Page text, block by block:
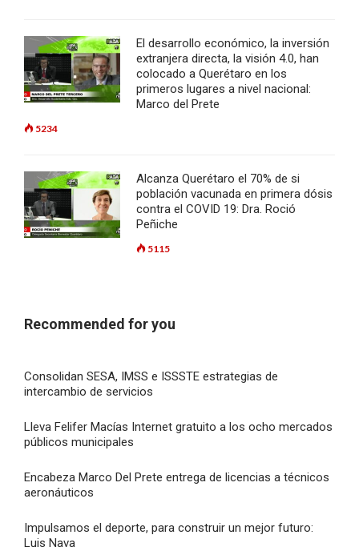
El desarrollo económico, la inversión
extranjera directa, la visión 4.0, han
colocado a Querétaro en los
primeros lugares a nivel nacional:
Marco del Prete
5234
Alcanza Querétaro el 70% de si
población vacunada en primera dósis
contra el COVID 19: Dra. Roció
Peñiche
5115
Recommended for you
Consolidan SESA, IMSS e ISSSTE estrategias de
intercambio de servicios
Lleva Felifer Macías Internet gratuito a los ocho mercados
públicos municipales
Encabeza Marco Del Prete entrega de licencias a técnicos
aeronáuticos
Impulsamos el deporte, para construir un mejor futuro:
Luis Nava